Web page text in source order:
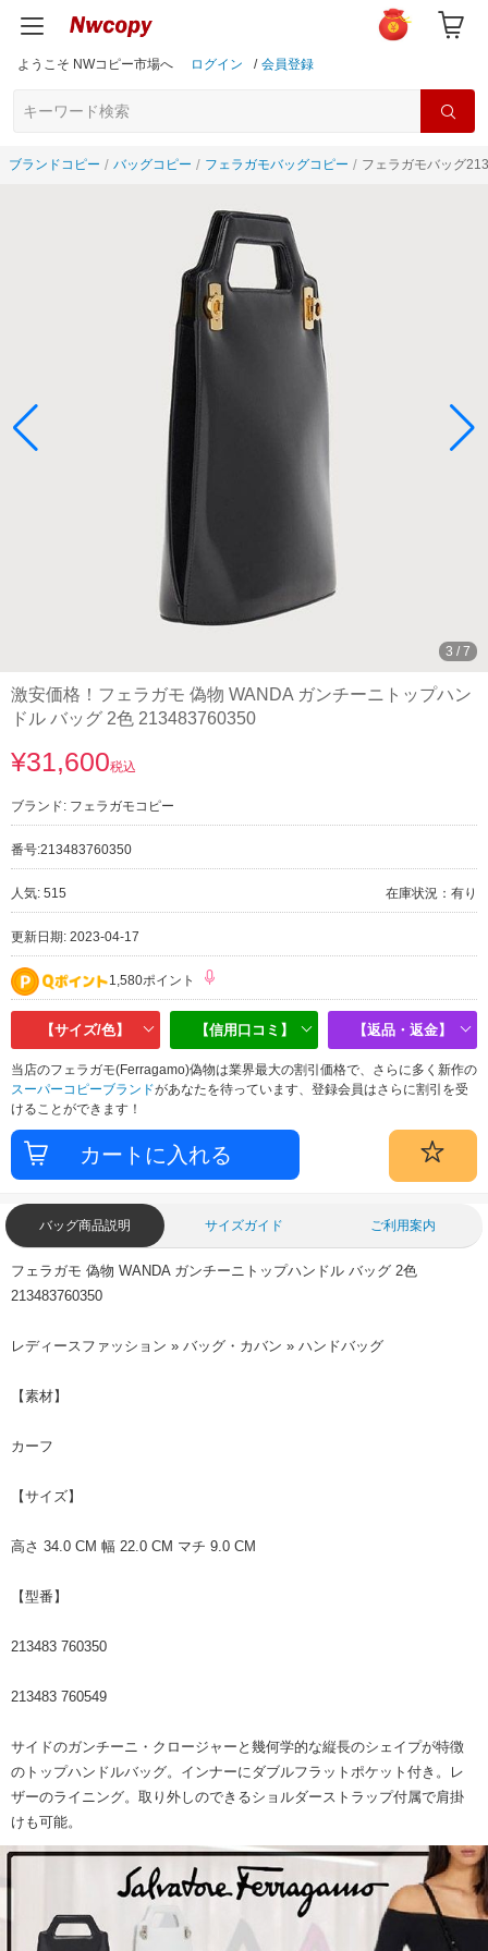
ようこそ NWコピー市場へ ログイン / 会員登録
ブランドコピー バッグコピー フェラガモバッグコピー フェラガモバッグ
3 / 7
激安価格！フェラガモ 偽物 WANDA ガンチーニトップハン
ドル バッグ 2色 213483760350
¥31,600税込
ブランド: フェラガモコピー
番号:213483760350
人気: 515 在庫状況：有り
更新日期: 2023-04-17
1,580ポイント
【サイズ/色】 【信用口コミ】 【返品・返金】
当店のフェラガモ(Ferragamo)偽物は業界最大の割引価格で、さらに多く新作の
スーパーコピーブランドがあなたを待っています、登録会員はさらに割引を受
けることができます！
バッグ商品説明 サイズガイド ご利用案内
フェラガモ 偽物 WANDA ガンチーニトップハンドル バッグ 2色
213483760350
レディースファッション » バッグ・カバン » ハンドバッグ
【素材】
カーフ
【サイズ】
高さ 34.0 CM 幅 22.0 CM マチ 9.0 CM
【型番】
213483 760350
213483 760549
サイドのガンチーニ・クロージャーと幾何学的な縦長のシェイプが特徴
のトップハンドルバッグ。インナーにダブルフラットポケット付き。レ
ザーのライニング。取り外しのできるショルダーストラップ付属で肩掛
けも可能。